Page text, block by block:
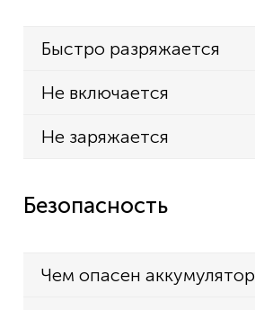
Быстро разряжается
Не включается
Не заряжается
Безопасность
Чем опасен аккумулятор